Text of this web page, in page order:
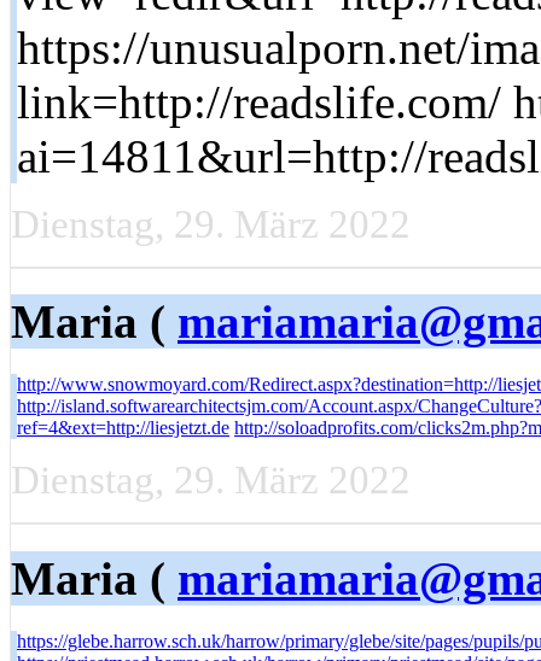
https://unusualporn.net/
link=http://readslife.com/
ai=14811&url=http://
Dienstag, 29. März 2022
Maria (
http://www.snowmoyard.com/Redirect.aspx?destination=http://
http://island.softwarearchitectsjm.com/Account.aspx/
ref=4&ext=http://liesjetzt.de http://soloadprofits.com/
Dienstag, 29. März 2022
Maria (
https://glebe.harrow.sch.uk/harrow/primary/glebe/site/pages/